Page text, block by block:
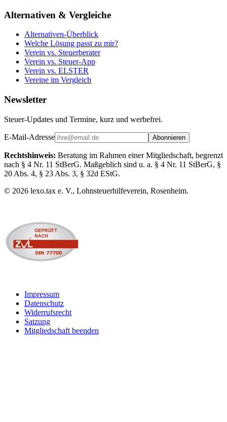
Alternativen & Vergleiche
Alternativen-Überblick
Welche Lösung passt zu mir?
Verein vs. Steuerberater
Verein vs. Steuer-App
Verein vs. ELSTER
Vereine im Vergleich
Newsletter
Steuer-Updates und Termine, kurz und werbefrei.
E-Mail-Adresse Abonnieren
Rechtshinweis: Beratung im Rahmen einer Mitgliedschaft, begrenzt
nach § 4 Nr. 11 StBerG. Maßgeblich sind u. a. § 4 Nr. 11 StBerG, §
20 Abs. 4, § 23 Abs. 3, § 32d EStG.
© 2026 lexo.tax e. V., Lohnsteuerhilfeverein, Rosenheim.
Impressum
Datenschutz
Widerrufsrecht
Satzung
Mitgliedschaft beenden